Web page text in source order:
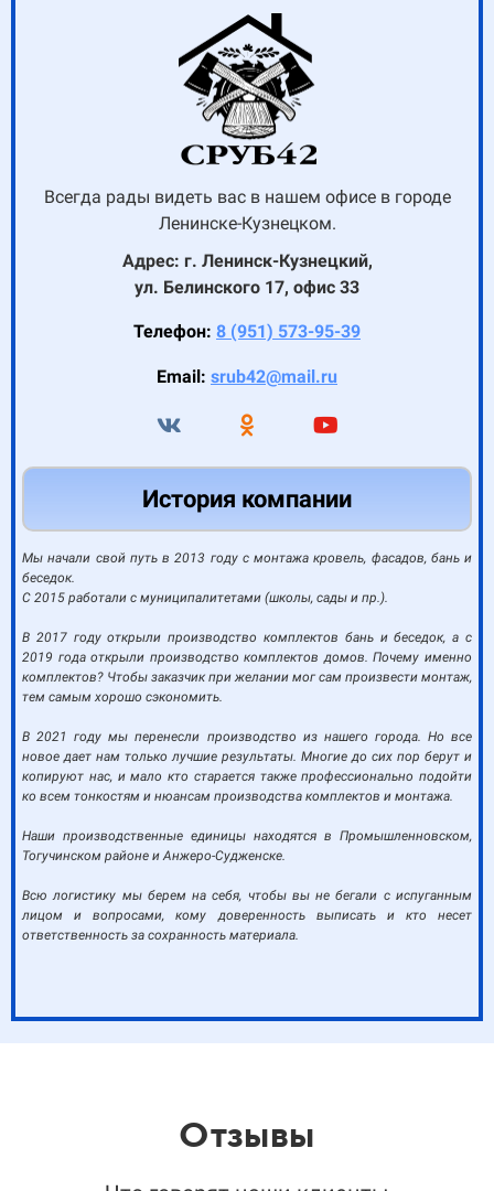
Всегда рады видеть вас в нашем офисе в городе
Ленинске-Кузнецком.
Адрес: г. Ленинск-Кузнецкий,
ул. Белинского 17, офис 33
Телефон: 8 (951) 573-95-39
Email: srub42@mail.ru
История компании
Мы начали свой путь в 2013 году с монтажа кровель, фасадов, бань и
беседок.
С 2015 работали с муниципалитетами (школы, сады и пр.).
В 2017 году открыли производство комплектов бань и беседок, а с
2019 года открыли производство комплектов домов. Почему именно
комплектов? Чтобы заказчик при желании мог сам произвести монтаж,
тем самым хорошо сэкономить.
В 2021 году мы перенесли производство из нашего города. Но все
новое дает нам только лучшие результаты. Многие до сих пор берут и
копируют нас, и мало кто старается также профессионально подойти
ко всем тонкостям и нюансам производства комплектов и монтажа.
Наши производственные единицы находятся в Промышленновском,
Тогучинском районе и Анжеро-Судженске.
Всю логистику мы берем на себя, чтобы вы не бегали с испуганным
лицом и вопросами, кому доверенность выписать и кто несет
ответственность за сохранность материала.
Отзывы